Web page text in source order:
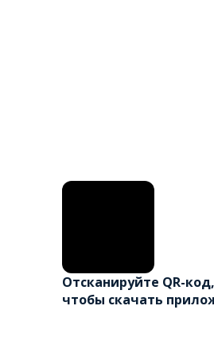
Отсканируйте QR-код,
чтобы скачать